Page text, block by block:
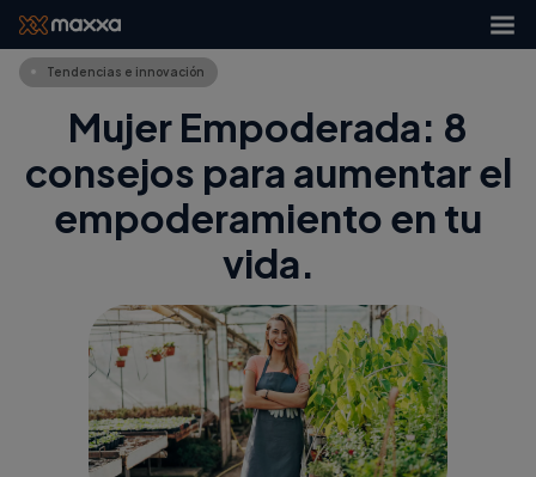
Tendencias e innovación
Mujer Empoderada: 8
consejos para aumentar el
empoderamiento en tu
vida.